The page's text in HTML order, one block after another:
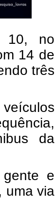
10, no
14 de
três
da
e
uma via